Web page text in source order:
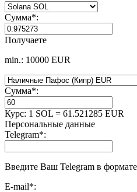
Сумма*:
Получаете
min.: 10000 EUR
Сумма*:
Курс: 1 SOL = 61.521285 EUR
Персональные данные
Telegram*:
Введите Ваш Telegram в формате
E-mail*: